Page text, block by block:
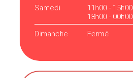
Samedi
11h00 - 15h00
18h00 - 00h00
Dimanche
Fermé